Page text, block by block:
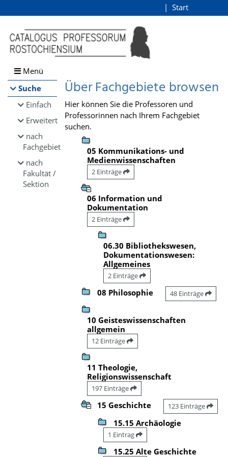
Browsen
direkt zum Inhalt
Start
Menü
Suche
Einfach
Erweitert
nach
Fachgebiet
nach
Fakultät /
Sektion
Über Fachgebiete browsen
Hier können Sie die Professoren und
Professorinnen nach Ihrem Fachgebiet
suchen.
05 Kommunikations- und
Medienwissenschaften
2 Einträge
06 Information und
Dokumentation
2 Einträge
06.30 Bibliothekswesen,
Dokumentationswesen:
Allgemeines
2 Einträge
08 Philosophie 48 Einträge
10 Geisteswissenschaften
allgemein
12 Einträge
11 Theologie,
Religionswissenschaft
197 Einträge
15 Geschichte 123 Einträge
15.15 Archäologie
1 Eintrag
15.25 Alte Geschichte